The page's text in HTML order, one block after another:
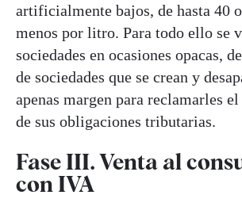
artificialmente bajos, de hasta 40
menos por litro. Para todo ello se
sociedades en ocasiones opacas,
de sociedades que se crean y
apenas margen para reclamarles
de sus obligaciones tributarias.
Fase III. Venta al
con IVA